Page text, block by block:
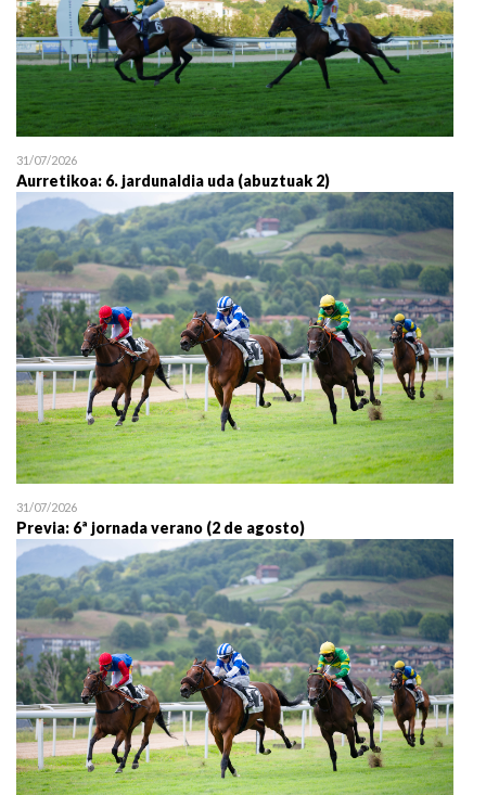
31/07/2026
Aurretikoa: 6. jardunaldia uda (abuztuak 2)
31/07/2026
Previa: 6ª jornada verano (2 de agosto)